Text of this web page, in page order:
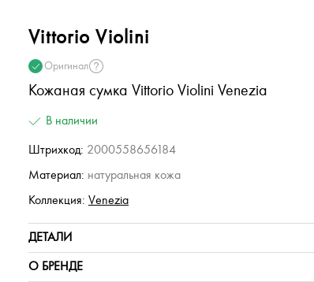
Vittorio Violini
Оригинал
Кожаная сумка Vittorio Violini Venezia
В наличии
Штрихкод: 2000558656184
Материал: натуральная кожа
Коллекция: Venezia
ДЕТАЛИ
О БРЕНДЕ